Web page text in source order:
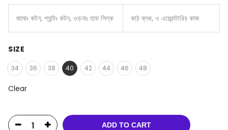
জামাঃ কটন, প্যান্টঃ কটন, ওড়নাঃ হাফ সিল্ক কাঠ ব্লক, ও এম্ব্রোটারির কাজ
SIZE
34 36 38 40 42 44 46 48
Clear
ADD TO CART